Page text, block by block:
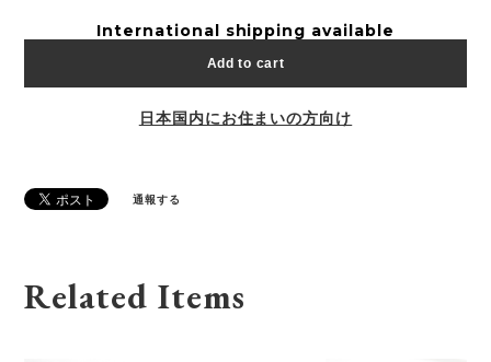
International shipping available
Add to cart
日本国内にお住まいの方向け
通報する
Related Items